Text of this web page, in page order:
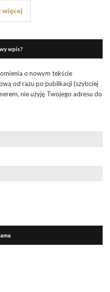
więcej
wpis?
o nowym tekście
od razu po publikacji (szybciej
nie użyję Twojego adresu do